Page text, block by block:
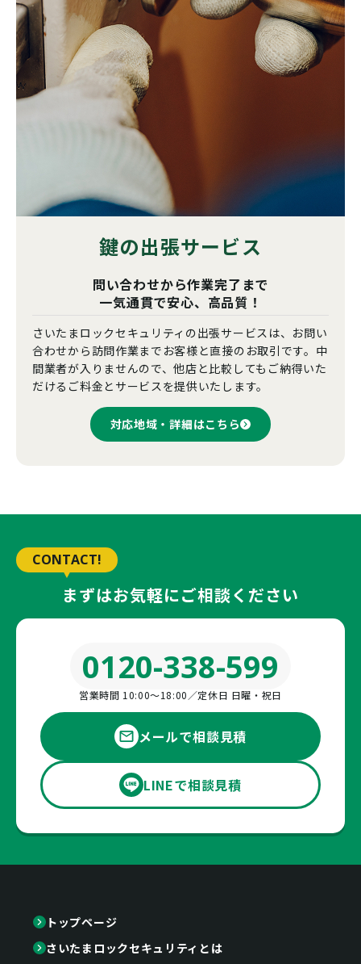
鍵の出張サービス
問い合わせから作業完了まで
一気通貫で安心、高品質！
さいたまロックセキュリティの出張サービスは、お問い
合わせから訪問作業までお客様と直接のお取引です。中
間業者が入りませんので、他店と比較してもご納得いた
だけるご料金とサービスを提供いたします。
対応地域・詳細はこちら
CONTACT!
まずはお気軽にご相談ください
0120-338-599
営業時間 10:00〜18:00／定休日 日曜・祝日
メールで相談見積
LINEで相談見積
トップページ
さいたまロックセキュリティとは